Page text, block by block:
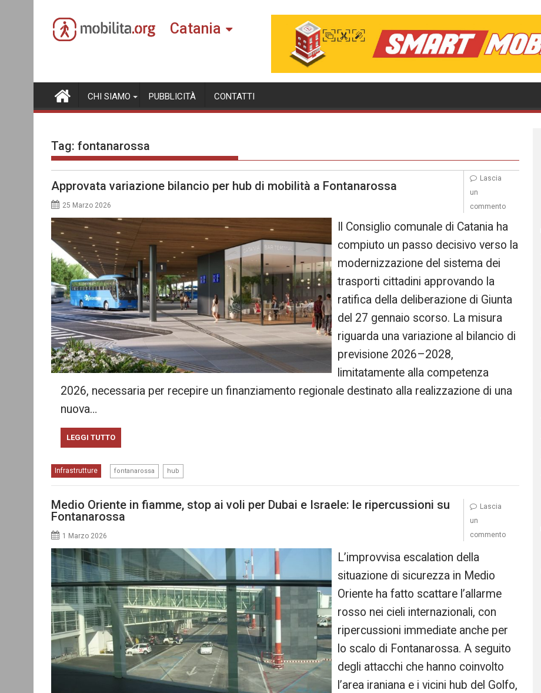
content
Catania
CHI SIAMO PUBBLICITÀ CONTATTI
Tag: fontanarossa
Approvata variazione bilancio per hub di mobilità a Fontanarossa
25 Marzo 2026
Il Consiglio comunale di Catania ha
compiuto un passo decisivo verso la
modernizzazione del sistema dei
trasporti cittadini approvando la
ratifica della deliberazione di Giunta
del 27 gennaio scorso. La misura
riguarda una variazione al bilancio di
previsione 2026–2028,
limitatamente alla competenza
2026, necessaria per recepire un finanziamento regionale destinato alla realizzazione di una
nuova…
LEGGI TUTTO
Infrastrutture fontanarossa hub
Lascia
un
commento
Medio Oriente in fiamme, stop ai voli per Dubai e Israele: le ripercussioni su
Fontanarossa
1 Marzo 2026
L’improvvisa escalation della
situazione di sicurezza in Medio
Oriente ha fatto scattare l’allarme
rosso nei cieli internazionali, con
ripercussioni immediate anche per
lo scalo di Fontanarossa. A seguito
degli attacchi che hanno coinvolto
l’area iraniana e i vicini hub del Golfo,
Lascia
un
commento